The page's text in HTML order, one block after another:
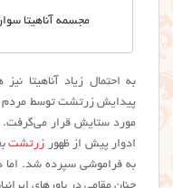
مجسمه آناهیتا
به احتمال زیاد آناهیتا نیز
پیدایش زرتشت توسط مردم
مورد ستایش قرار می‌گرفت.
ادوار پیش از ظهور زرتشت
به فراموشی سپرده شد. اما